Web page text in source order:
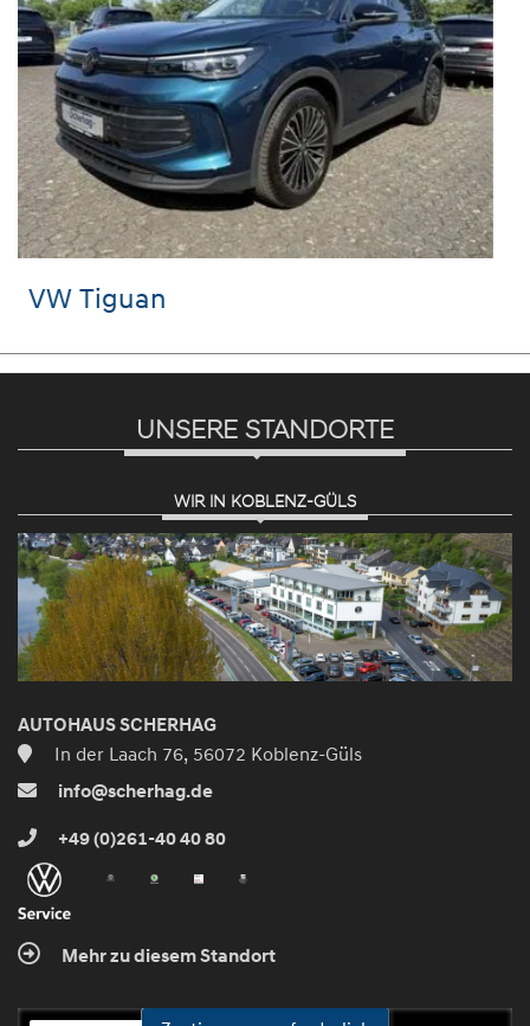
VW T-Roc
UNSERE STANDORTE
WIR IN KOBLENZ-GÜLS
AUTOHAUS SCHERHAG
In der Laach 76, 56072 Koblenz-Güls
info@scherhag.de
+49 (0)261-40 40 80
Mehr zu diesem Standort